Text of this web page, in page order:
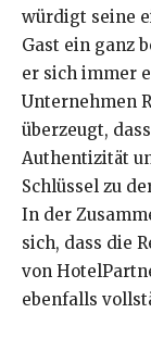
würdigt seine
Gast ein ganz
er sich immer
Unternehmen
überzeugt,
Authentizität
Schlüssel zu
In der
sich, dass die
von
ebenfalls